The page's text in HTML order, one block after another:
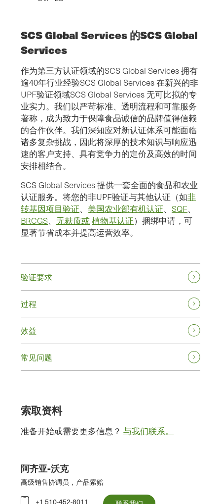
SCS Global Services 的SCS Global
Services
作为第三方认证领域的SCS Global Services 拥有
逾40年行业经验SCS Global Services 在新兴的非
UPF验证领域SCS Global Services 无可比拟的专
业实力。我们以严苛标准、透明流程和可靠服务
著称，成为致力于保障食品诚信的品牌值得信赖
的合作伙伴。我们深知应对新认证体系可能面临
诸多复杂挑战，因此将深厚的技术知识与响应迅
速的客户支持、具有竞争力的定价及高效的时间
安排相结合。
SCS Global Services 提供一套全面的食品和农业
认证服务。将您的非UPF验证与其他认证（如非
转基因项目验证、 美国农业部有机认证、 SQF、
BRCGS、 无麸质或植物基认证）捆绑申请，可
显著节省成本并提高运营效率。
验证要求
过程
效益
常见问题
索取资料
准备开始或需要更多信息？ 与我们联系。
阿齐亚-沃克
高级销售协调员，产品索赔
+1 510-452-8011